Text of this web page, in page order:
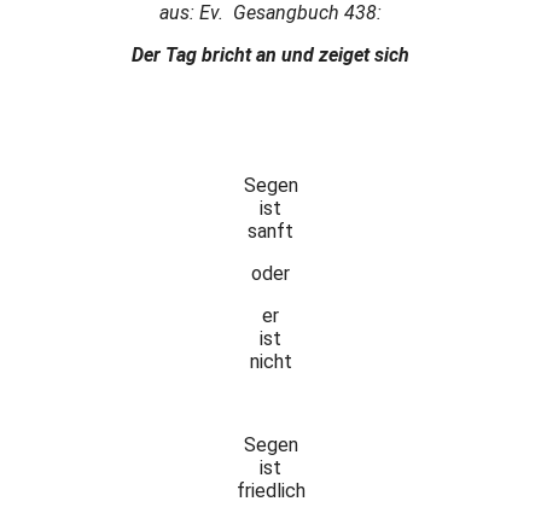
aus: Ev. Gesangbuch 438:
Der Tag bricht an und zeiget sich
Segen
ist
sanft
oder
er
ist
nicht
Segen
ist
friedlich